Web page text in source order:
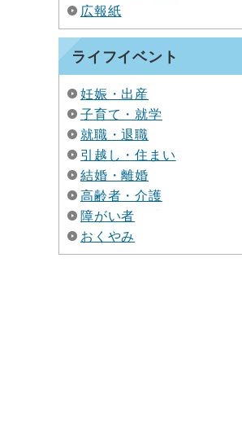
広報紙
ライフイベント
妊娠・出産
子育て・就学
就職・退職
引越し・住まい
結婚・離婚
高齢者・介護
障がい者
おくやみ